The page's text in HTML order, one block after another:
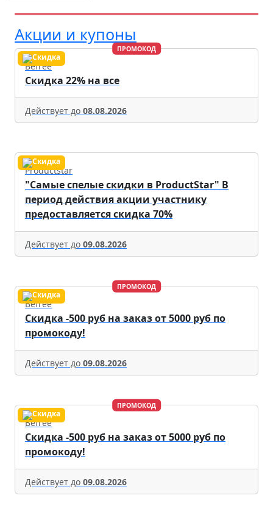
Акции и купоны
ПРОМОКОД
Befree
Скидка 22% на все
Действует до 08.08.2026
Productstar
"Самые спелые скидки в ProductStar" В
период действия акции участнику
предоставляется скидка 70%
Действует до 09.08.2026
ПРОМОКОД
Befree
Скидка -500 руб на заказ от 5000 руб по
промокоду!
Действует до 09.08.2026
ПРОМОКОД
Befree
Скидка -500 руб на заказ от 5000 руб по
промокоду!
Действует до 09.08.2026